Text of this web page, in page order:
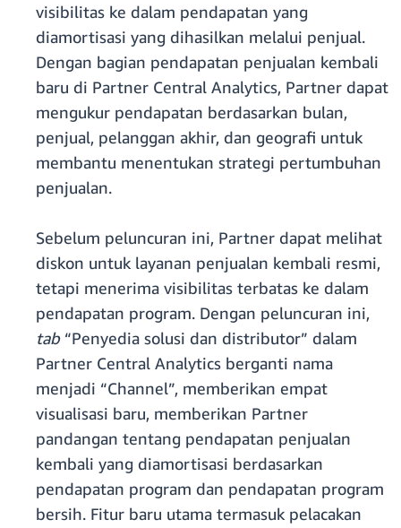
visibilitas ke dalam pendapatan yang
diamortisasi yang dihasilkan melalui penjual.
Dengan bagian pendapatan penjualan kembali
baru di Partner Central Analytics, Partner dapat
mengukur pendapatan berdasarkan bulan,
penjual, pelanggan akhir, dan geografi untuk
membantu menentukan strategi pertumbuhan
penjualan.
Sebelum peluncuran ini, Partner dapat melihat
diskon untuk layanan penjualan kembali resmi,
tetapi menerima visibilitas terbatas ke dalam
pendapatan program. Dengan peluncuran ini,
tab “Penyedia solusi dan distributor” dalam
Partner Central Analytics berganti nama
menjadi “Channel”, memberikan empat
visualisasi baru, memberikan Partner
pandangan tentang pendapatan penjualan
kembali yang diamortisasi berdasarkan
pendapatan program dan pendapatan program
bersih. Fitur baru utama termasuk pelacakan